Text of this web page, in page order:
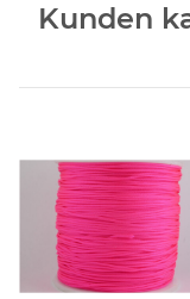
Kunden